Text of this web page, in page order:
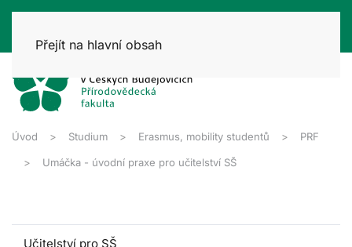
Přejít na hlavní obsah
Úvod Studium Erasmus, mobility studentů PRF
Umáčka - úvodní praxe pro učitelství SŠ
Učitelství pro SŠ